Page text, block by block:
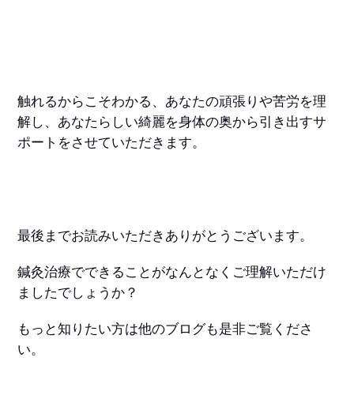
触れるからこそわかる、あなたの頑張りや苦労を理
解し、あなたらしい綺麗を身体の奥から引き出すサ
ポートをさせていただきます。
最後までお読みいただきありがとうございます。
鍼灸治療でできることがなんとなくご理解いただけ
ましたでしょうか？
もっと知りたい方は他のブログも是非ご覧くださ
い。